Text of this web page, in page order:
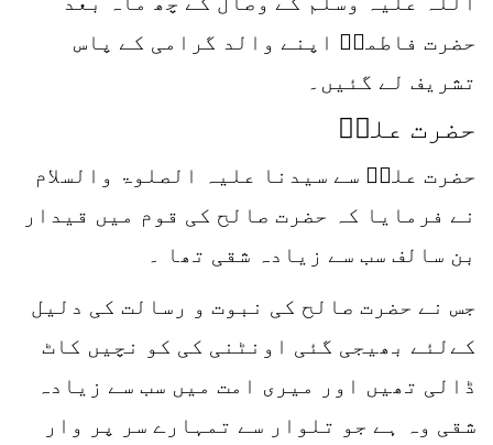
حضرت فاطمہؓ اپنے والد گرامی کے پاس
تشریف لے گئیں۔
حضرت علیؓ
حضرت علیؓ سے سیدنا علیہ الصلوۃ والسلام
نے فرمایا کہ حضرت صالح کی قوم میں قیدار
بن سالف سب سے زیادہ شقی تھا ۔
جس نے حضرت صالح کی نبوت و رسالت کی دلیل
کےلئے بھیجی گئی اونٹنی کی کو نچیں کاٹ
ڈالی تھیں اور میری امت میں سب سے زیادہ
شقی وہ ہے جو تلوار سے تمہارے سر پر وار